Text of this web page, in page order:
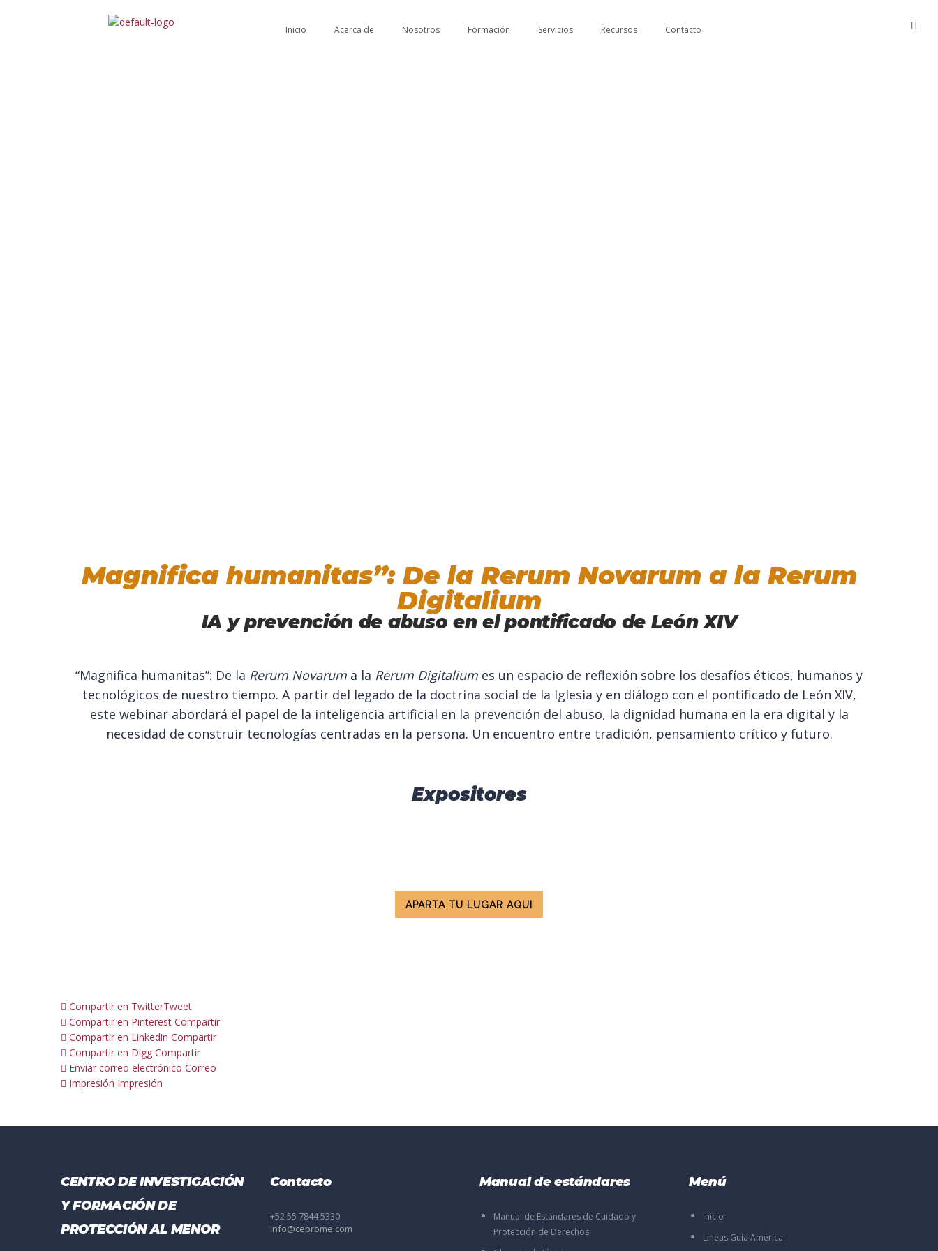
Inicio Acerca de Nosotros Formación Servicios Recursos Contacto
Magnifica humanitas”: De la Rerum Novarum a la Rerum
Digitalium
IA y prevención de abuso en el pontificado de León XIV
“Magnifica humanitas”: De la Rerum Novarum a la Rerum Digitalium es un espacio de reflexión sobre los desafíos éticos, humanos y
tecnológicos de nuestro tiempo. A partir del legado de la doctrina social de la Iglesia y en diálogo con el pontificado de León XIV,
este webinar abordará el papel de la inteligencia artificial en la prevención del abuso, la dignidad humana en la era digital y la
necesidad de construir tecnologías centradas en la persona. Un encuentro entre tradición, pensamiento crítico y futuro.
Expositores
APARTA TU LUGAR AQUI
Compartir en TwitterTweet
Compartir en Pinterest Compartir
Compartir en Linkedin Compartir
Compartir en Digg Compartir
Enviar correo electrónico Correo
Impresión Impresión
CENTRO DE INVESTIGACIÓN
Y FORMACIÓN DE
PROTECCIÓN AL MENOR
Contacto
+52 55 7844 5330
info@ceprome.com
Manual de estándares
Manual de Estándares de Cuidado y
Protección de Derechos
Menú
Inicio
Líneas Guía América